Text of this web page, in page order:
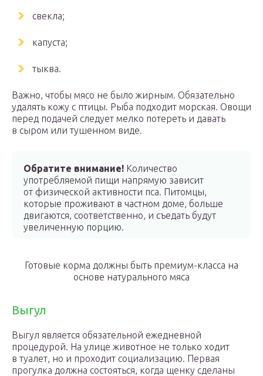
свекла;
капуста;
тыква.
Важно, чтобы мясо не было жирным. Обязательно
удалять кожу с птицы. Рыба подходит морская. Овощи
перед подачей следует мелко потереть и давать
в сыром или тушенном виде.
Обратите внимание! Количество
употребляемой пищи напрямую зависит
от физической активности пса. Питомцы,
которые проживают в частном доме, больше
двигаются, соответственно, и съедать будут
увеличенную порцию.
Готовые корма должны быть премиум-класса на
основе натурального мяса
Выгул
Выгул является обязательной ежедневной
процедурой. На улице животное не только ходит
в туалет, но и проходит социализацию. Первая
прогулка должна состояться, когда щенку сделаны